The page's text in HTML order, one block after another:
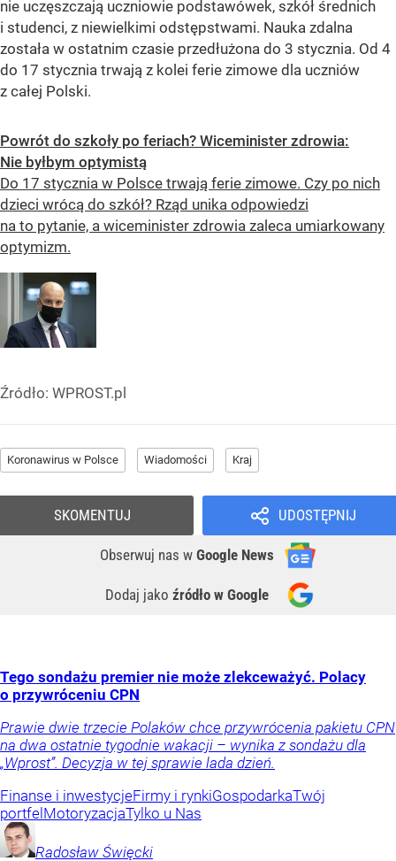
nie uczęszczają uczniowie podstawówek, szkół średnich
i studenci, z niewielkimi odstępstwami. Nauka zdalna
została w ostatnim czasie przedłużona do 3 stycznia. Od 4
do 17 stycznia trwają z kolei ferie zimowe dla uczniów
z całej Polski.
Powrót do szkoły po feriach? Wiceminister zdrowia:
Nie byłbym optymistą
Do 17 stycznia w Polsce trwają ferie zimowe. Czy po nich
dzieci wrócą do szkół? Rząd unika odpowiedzi
na to pytanie, a wiceminister zdrowia zaleca umiarkowany
optymizm.
Źródło: WPROST.pl
Koronawirus w Polsce Wiadomości Kraj
UDOSTĘPNIJ
Obserwuj nas w Google News
Dodaj jako źródło w Google
SKOMENTUJ
Tego sondażu premier nie może zlekceważyć. Polacy
o przywróceniu CPN
Prawie dwie trzecie Polaków chce przywrócenia pakietu CPN
na dwa ostatnie tygodnie wakacji – wynika z sondażu dla
„Wprost”. Decyzja w tej sprawie lada dzień.
Finanse i inwestycjeFirmy i rynkiGospodarkaTwój
portfelMotoryzacjaTylko u Nas
Radosław Święcki